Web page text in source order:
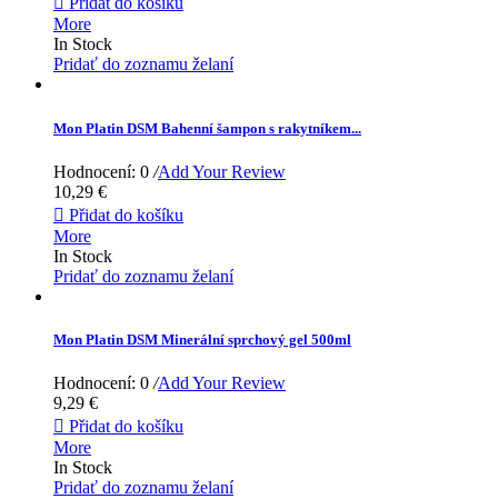
More
In Stock
Pridať do zoznamu želaní
Mon Platin DSM Bahenní šampon s rakytníkem...
Hodnocení: 0 /Add Your Review
10,29 €
 Přidat do košíku
More
In Stock
Pridať do zoznamu želaní
Mon Platin DSM Minerální sprchový gel 500ml
Hodnocení: 0 /Add Your Review
9,29 €
 Přidat do košíku
More
In Stock
Pridať do zoznamu želaní